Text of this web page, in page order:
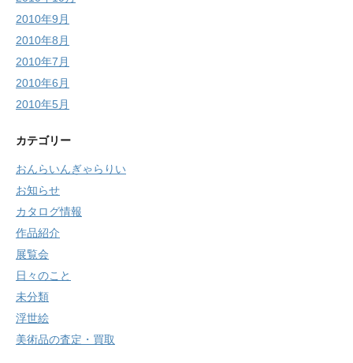
2010年9月
2010年8月
2010年7月
2010年6月
2010年5月
カテゴリー
おんらいんぎゃらりい
お知らせ
カタログ情報
作品紹介
展覧会
日々のこと
未分類
浮世絵
美術品の査定・買取